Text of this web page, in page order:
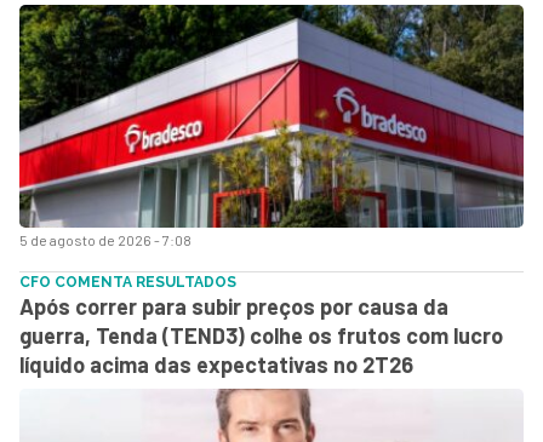
5 de agosto de 2026 - 7:08
CFO COMENTA RESULTADOS
Após correr para subir preços por causa da
guerra, Tenda (TEND3) colhe os frutos com lucro
líquido acima das expectativas no 2T26